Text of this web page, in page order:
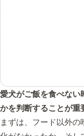
愛犬がご飯を食べない
かを判断することが重
まずは、フード以外